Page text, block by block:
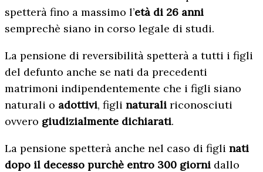
spetterà fino a massimo l’età di 26 anni
semprechè siano in corso legale di studi.
La pensione di reversibilità spetterà a tutti i figli
del defunto anche se nati da precedenti
matrimoni indipendentemente che i figli siano
naturali o adottivi, figli naturali riconosciuti
ovvero giudizialmente dichiarati.
La pensione spetterà anche nel caso di figli nati
dopo il decesso purchè entro 300 giorni dallo